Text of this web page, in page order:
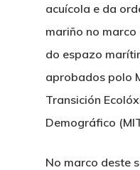
acuícola e da
mariño no
do espazo
aprobados polo
Transición
Demográfico
No marco deste